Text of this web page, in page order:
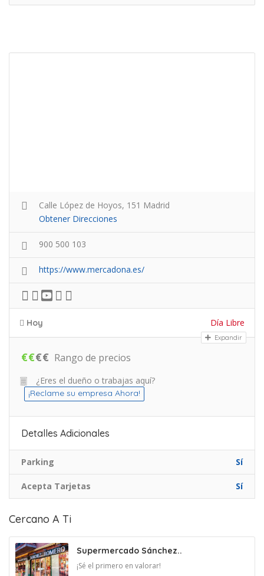
Calle López de Hoyos, 151 Madrid
Obtener Direcciones
900 500 103
https://www.mercadona.es/
Hoy Día Libre
Expandir
€€€€ Rango de precios
¿Eres el dueño o trabajas aquí?
¡Reclame su empresa Ahora!
Detalles Adicionales
Parking Sí
Acepta Tarjetas Sí
Cercano A Ti
Supermercado Sánchez..
¡Sé el primero en valorar!